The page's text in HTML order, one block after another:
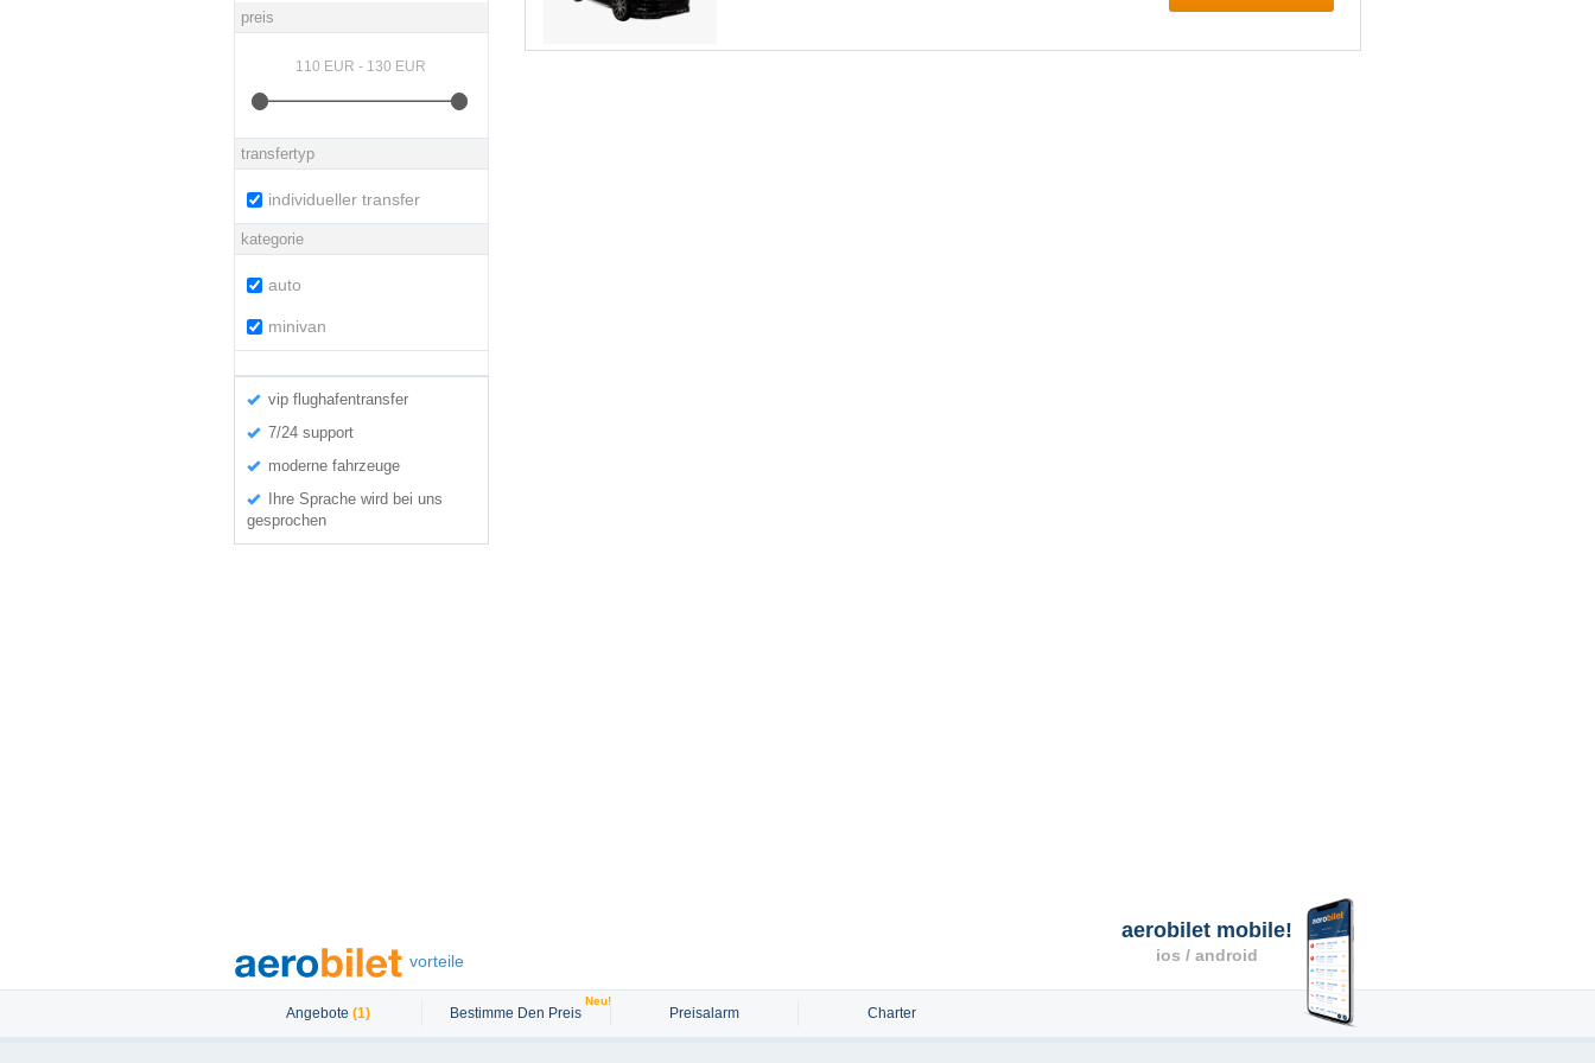
preis
transfertyp
individueller transfer
kategorie
auto
minivan
vip flughafentransfer
7/24 support
moderne fahrzeuge
Ihre Sprache wird bei uns
gesprochen
vorteile
Angebote (1) Bestimme Den Preis
Neu!
Preisalarm Charter
aerobilet mobile!
ios / android